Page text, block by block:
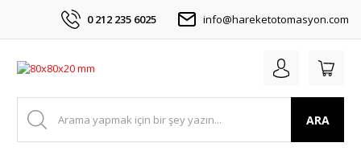
0 212 235 6025 info@hareketotomasyon.com
ARA